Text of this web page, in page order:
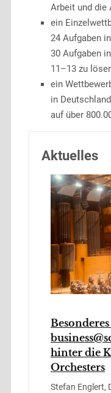
Arbeit und die
ein
24 Aufgaben
30 Aufgaben
11–13 zu
ein
in
auf über
Aktuelles
hinter die
Orchesters
Stefan Englert,